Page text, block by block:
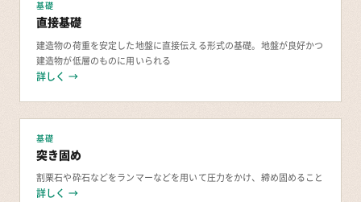
基礎
直接基礎
建造物の荷重を安定した地盤に直接伝える形式の基礎。地盤が良好かつ
建造物が低層のものに用いられる
詳しく →
基礎
突き固め
割栗石や砕石などをランマーなどを用いて圧力をかけ、締め固めること
詳しく →